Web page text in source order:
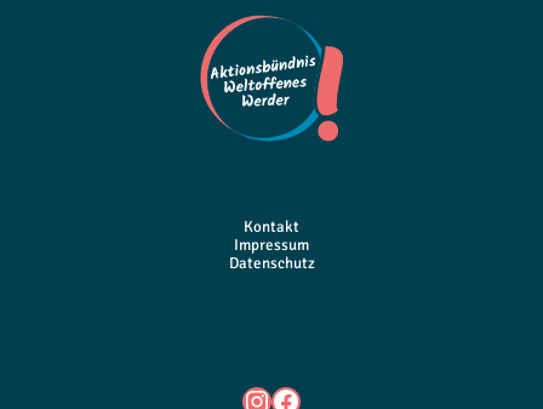
Kontakt
Impressum
Datenschutz
InstagramFacebook